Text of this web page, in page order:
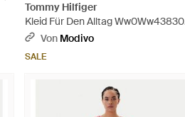
Tommy Hilfiger
Kleid Für Den Alltag Ww0Ww43830
Regular Fit - Pink
Von Modivo
SALE